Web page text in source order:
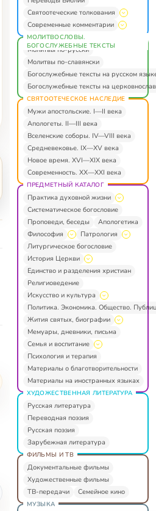
Святоотеческие толкования
Современные комментарии
МОЛИТВОСЛОВЫ.
БОГОСЛУЖЕБНЫЕ ТЕКСТЫ
Молитвы по-русски
Молитвы по-славянски
Богослужебные тексты на русском
Богослужебные тексты на
СВЯТООТЕЧЕСКОЕ НАСЛЕДИЕ
Мужи апостольские. I—II века
Апологеты. II—III века
Вселенские соборы. IV—VIII века
Средневековье. IX—XV века
Новое время. XVI—XIX века
Современность. XX—XXI века
ПРЕДМЕТНЫЙ КАТАЛОГ
Практика духовной жизни
Систематическое богословие
Проповеди, беседы
Апологетика
Философия
Патрология
Литургическое богословие
История Церкви
Единство и разделения христиан
Религиоведение
Искусство и культура
Политика. Экономика. Общество.
Жития святых, биографии
Мемуары, дневники, письма
Семья и воспитание
Психология и терапия
Материалы о благотворительности
Материалы на иностранных языках
ХУДОЖЕСТВЕННАЯ ЛИТЕРАТУРА
Русская литература
Переводная поэзия
Русская поэзия
Зарубежная литература
ФИЛЬМЫ И ТВ
Документальные фильмы
Художественные фильмы
ТВ-передачи
Семейное кино
МУЗЫКА